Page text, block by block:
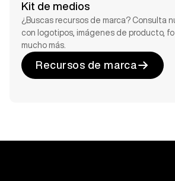
Kit de medios
¿Buscas recursos de marca? Consulta
con logotipos, imágenes de producto,
mucho más.
Recursos de marca